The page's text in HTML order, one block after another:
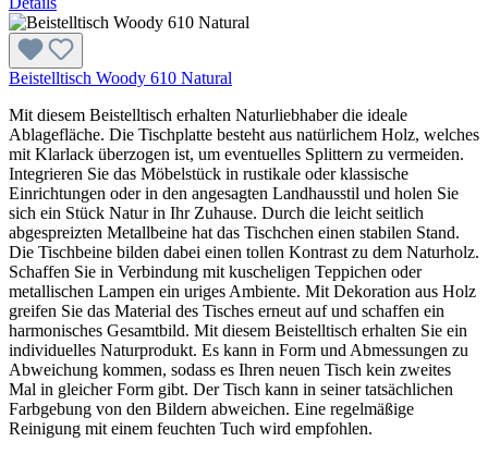
Beistelltisch Woody 610 Natural
Mit diesem Beistelltisch erhalten Naturliebhaber die ideale
Ablagefläche. Die Tischplatte besteht aus natürlichem Holz, welches
mit Klarlack überzogen ist, um eventuelles Splittern zu vermeiden.
Integrieren Sie das Möbelstück in rustikale oder klassische
Einrichtungen oder in den angesagten Landhausstil und holen Sie
sich ein Stück Natur in Ihr Zuhause. Durch die leicht seitlich
abgespreizten Metallbeine hat das Tischchen einen stabilen Stand.
Die Tischbeine bilden dabei einen tollen Kontrast zu dem Naturholz.
Schaffen Sie in Verbindung mit kuscheligen Teppichen oder
metallischen Lampen ein uriges Ambiente. Mit Dekoration aus Holz
greifen Sie das Material des Tisches erneut auf und schaffen ein
harmonisches Gesamtbild. Mit diesem Beistelltisch erhalten Sie ein
individuelles Naturprodukt. Es kann in Form und Abmessungen zu
Abweichung kommen, sodass es Ihren neuen Tisch kein zweites
Mal in gleicher Form gibt. Der Tisch kann in seiner tatsächlichen
Farbgebung von den Bildern abweichen. Eine regelmäßige
Reinigung mit einem feuchten Tuch wird empfohlen.